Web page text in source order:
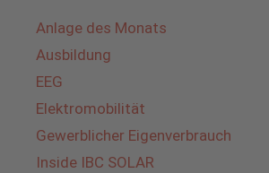
Anlage des Monats
Ausbildung
EEG
Elektromobilität
Gewerblicher Eigenverbrauch
Inside IBC SOLAR